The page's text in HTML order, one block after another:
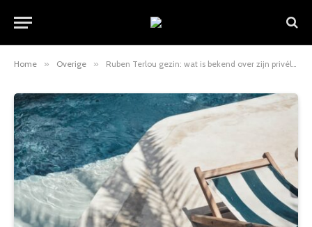
Home » Overige » Ruben Terlou gezin: wat is bekend over zijn privéleven?